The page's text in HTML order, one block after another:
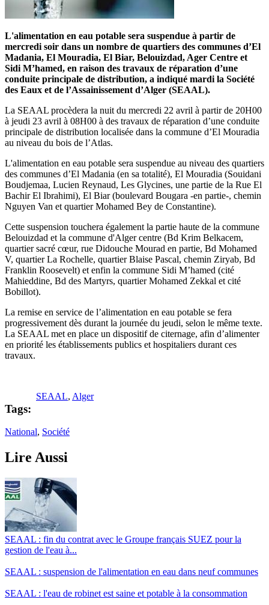
L'alimentation en eau potable sera suspendue à partir de
mercredi soir dans un nombre de quartiers des communes d’El
Madania, El Mouradia, El Biar, Belouizdad, Ager Centre et
Sidi M’hamed, en raison des travaux de réparation d’une
conduite principale de distribution, a indiqué mardi la Société
des Eaux et de l’Assainissement d’Alger (SEAAL).
La SEAAL procèdera la nuit du mercredi 22 avril à partir de 20H00
à jeudi 23 avril à 08H00 à des travaux de réparation d’une conduite
principale de distribution localisée dans la commune d’El Mouradia
au niveau du bois de l’Atlas.
L'alimentation en eau potable sera suspendue au niveau des quartiers
des communes d’El Madania (en sa totalité), El Mouradia (Souidani
Boudjemaa, Lucien Reynaud, Les Glycines, une partie de la Rue El
Bachir El Ibrahimi), El Biar (boulevard Bougara -en partie-, chemin
Nguyen Van et quartier Mohamed Bey de Constantine).
Cette suspension touchera également la partie haute de la commune
Belouizdad et la commune d'Alger centre (Bd Krim Belkacem,
quartier sacré cœur, rue Didouche Mourad en partie, Bd Mohamed
V, quartier La Rochelle, quartier Blaise Pascal, chemin Ziryab, Bd
Franklin Roosevelt) et enfin la commune Sidi M’hamed (cité
Mahieddine, Bd des Martyrs, quartier Mohamed Zekkal et cité
Bobillot).
La remise en service de l’alimentation en eau potable se fera
progressivement dès durant la journée du jeudi, selon le même texte.
La SEAAL met en place un dispositif de citernage, afin d’alimenter
en priorité les établissements publics et hospitaliers durant ces
travaux.
Tags:
SEAAL, Alger
National, Société
Lire Aussi
SEAAL : fin du contrat avec le Groupe français SUEZ pour la
gestion de l'eau à...
SEAAL : suspension de l'alimentation en eau dans neuf communes
SEAAL : l'eau de robinet est saine et potable à la consommation